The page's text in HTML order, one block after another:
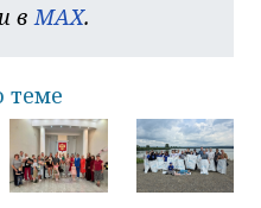
и вMAX.
теме